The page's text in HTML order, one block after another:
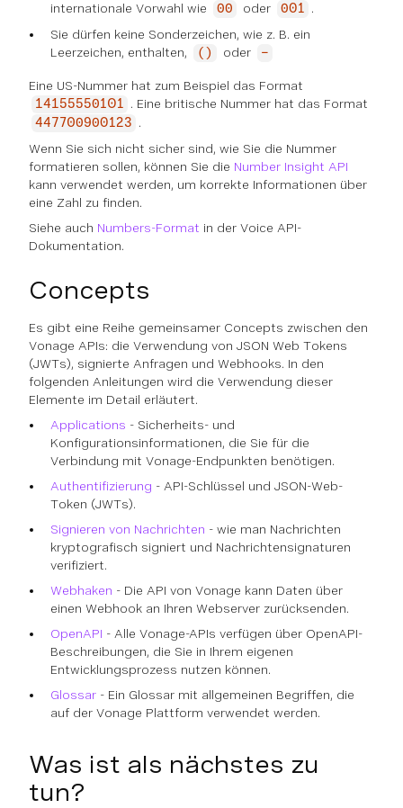
internationale Vorwahl wie
00 oder 001
.
Sie dürfen keine Sonderzeichen, wie z. B. ein
Leerzeichen, enthalten,
() oder -
Eine US-Nummer hat zum Beispiel das Format
14155550101 . Eine britische Nummer hat das Format
447700900123
.
Wenn Sie sich nicht sicher sind, wie Sie die Nummer
formatieren sollen, können Sie die Number Insight API
kann verwendet werden, um korrekte Informationen über
eine Zahl zu finden.
Siehe auch Numbers-Format in der Voice API-
Dokumentation.
Concepts
Es gibt eine Reihe gemeinsamer Concepts zwischen den
Vonage APIs: die Verwendung von JSON Web Tokens
(JWTs), signierte Anfragen und Webhooks. In den
folgenden Anleitungen wird die Verwendung dieser
Elemente im Detail erläutert.
Applications - Sicherheits- und
Konfigurationsinformationen, die Sie für die
Verbindung mit Vonage-Endpunkten benötigen.
Authentifizierung - API-Schlüssel und JSON-Web-
Token (JWTs).
Signieren von Nachrichten - wie man Nachrichten
kryptografisch signiert und Nachrichtensignaturen
verifiziert.
Webhaken - Die API von Vonage kann Daten über
einen Webhook an Ihren Webserver zurücksenden.
OpenAPI - Alle Vonage-APIs verfügen über OpenAPI-
Beschreibungen, die Sie in Ihrem eigenen
Entwicklungsprozess nutzen können.
Glossar - Ein Glossar mit allgemeinen Begriffen, die
auf der Vonage Plattform verwendet werden.
Was ist als nächstes zu
tun?